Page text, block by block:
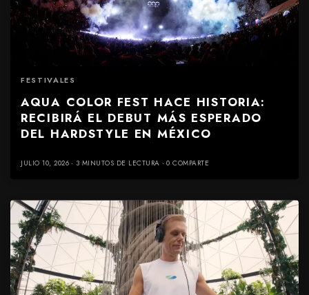
FESTIVALES
AQUA COLOR FEST HACE HISTORIA:
RECIBIRÁ EL DEBUT MÁS ESPERADO
DEL HARDSTYLE EN MÉXICO
JULIO 10, 2026 3 MINUTOS DE LECTURA 0 COMPARTE